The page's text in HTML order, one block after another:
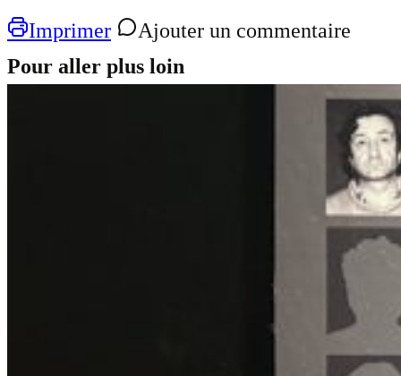
Imprimer
Ajouter un commentaire
Pour aller plus loin